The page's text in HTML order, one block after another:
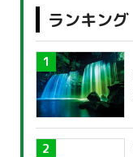
ランキング